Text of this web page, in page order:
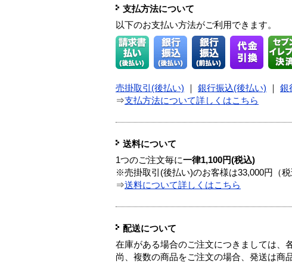
支払方法について
以下のお支払い方法がご利用できます。
売掛取引(後払い) 銀行振込(後払い) 銀
⇒支払方法について詳しくはこちら
送料について
1つのご注文毎に一律1,100円(税込)
※売掛取引(後払い)のお客様は33,000円（
⇒送料について詳しくはこちら
配送について
在庫がある場合のご注文につきましては、
尚、複数の商品をご注文の場合、発送は商